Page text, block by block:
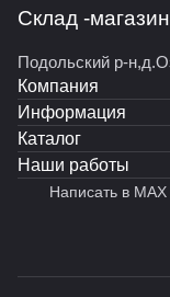
Склад -магазин
Подольский р-
Компания
Информация
Каталог
Наши работы
Написать в MAX